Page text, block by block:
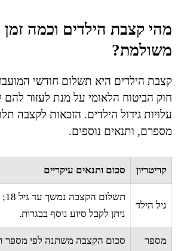
מהי קצבת הילדים וכמה זמן
משולמת?
קצבת הילדים היא תשלום חודשי
חוק הביטוח הלאומי על מנת לעזור
עלויות גידול הילדים. הזכאות לקצבה
מספרם, ותנאים נוספים.
קריטריון סכום ותנאים עיקריים
גיל הילד
ניתן לקבל סיוע נוסף בבגרות.
מספר
סכום הקצבה משתנה לפי מספר